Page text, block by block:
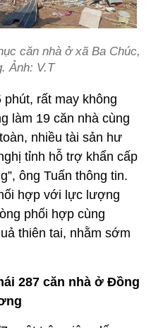
căn nhà ở xã Ba Chúc,
Ảnh: V.T
phút, rất may không
làm 19 căn nhà cùng
nhiều tài sản hư
tỉnh hỗ trợ khẩn cấp
ông Tuấn thông tin.
hợp với lực lượng
phối hợp cùng
thiên tai, nhằm sớm
287 căn nhà ở Đồng